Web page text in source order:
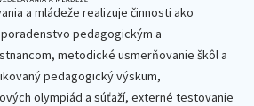
a mládeže realizuje činnosti ako
pedagogickým a
metodické usmerňovanie škôl a
pedagogický výskum,
olympiád a súťaží, externé testovanie